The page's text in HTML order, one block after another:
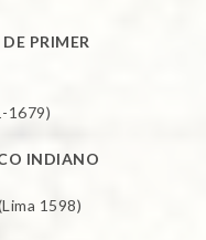
PRIMER
1679)
INDIANO
1598)